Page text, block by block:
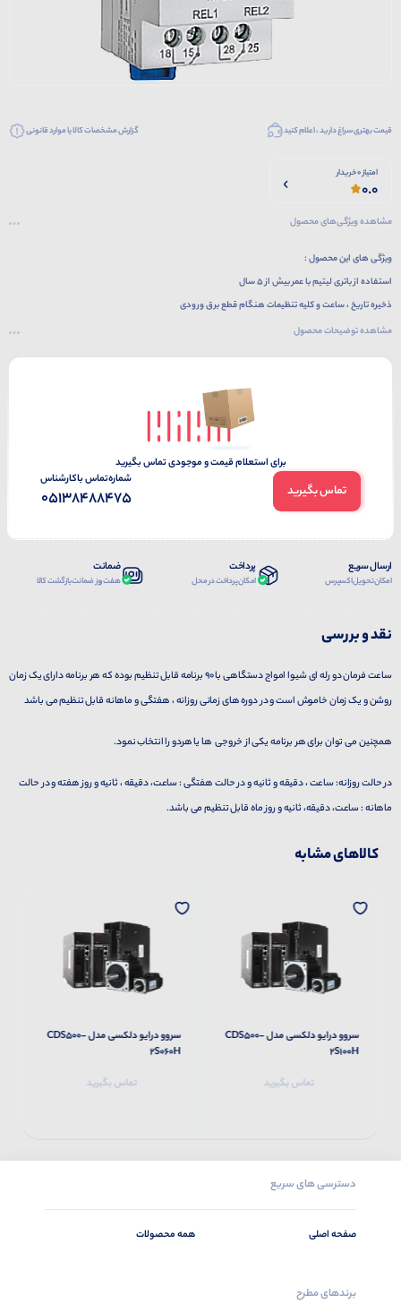
قیمت بهتری سراغ دارید ، اعلام کنید گزارش مشخصات کالا یا موارد قانونی
امتیاز 0 خریدار
0.0
مشاهده ویژگی‌های محصول
ویژگی های این محصول :
استفاده از باتری لیتیم با عمر بیش از 5 سال
ذخیره تاریخ ، ساعت و کلیه تنظیمات هنگام قطع برق ورودی
نمایش تاریخ،ساعت و روزهای هفته
قابلیت تغییر یا عدم تغییر ساعت تابستانه و زمستانه
قابلیت فعال و غیرفعال نمودن برنامه ها در روزهای خاص
قابلیت برنامه ریزی تعرفه ها با دقت حداقل یک ثانیه ، حداکثر یک ماه
انتخاب خروجی برای برنامه
مشاهده توضیحات محصول
برای استعلام قیمت و موجودی تماس بگیرید
تماس بگیرید
شماره‌تماس‌ با‌کارشناس
05138488475
ارسال سریع
امکان تحویل اکسپرس
پرداخت
امکان پرداخت در محل
ضمانت
هفت روز ضمانت بازگشت کالا
نقد و بررسی
ساعت فرمان دو رله ای شیوا امواج دستگاهی با 90 برنامه قابل تنظیم بوده که هر برنامه دارای یک زمان
روشن و یک زمان خاموش است و در دوره های زمانی روزانه ، هفتگی و ماهانه قابل تنظیم می باشد
همچنین می توان برای هر برنامه یکی از خروجی ها یا هردو را انتخاب نمود.
در حالت روزانه: ساعت ، دقیقه و ثانیه و در حالت هفتگی : ساعت، دقیقه ، ثانیه و روز هفته و در حالت
ماهانه : ساعت، دقیقه، ثانیه و روز ماه قابل تنظیم می باشد.
کالاهای مشابه
سروو درایو دلکسی مدل CDS500-
2S100H
تماس بگیرید
سروو درایو دلکسی مدل CDS500-
2S060H
تماس بگیرید
دسترسی های سریع
صفحه اصلی همه محصولات
برندهای مطرح